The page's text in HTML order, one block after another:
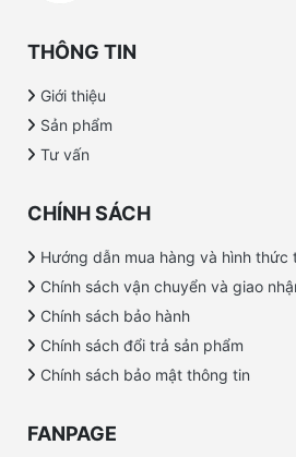
THÔNG TIN
Giới thiệu
Sản phẩm
Tư vấn
CHÍNH SÁCH
Hướng dẫn mua hàng và hình thức
Chính sách vận chuyển và giao
Chính sách bảo hành
Chính sách đổi trả sản phẩm
Chính sách bảo mật thông tin
FANPAGE